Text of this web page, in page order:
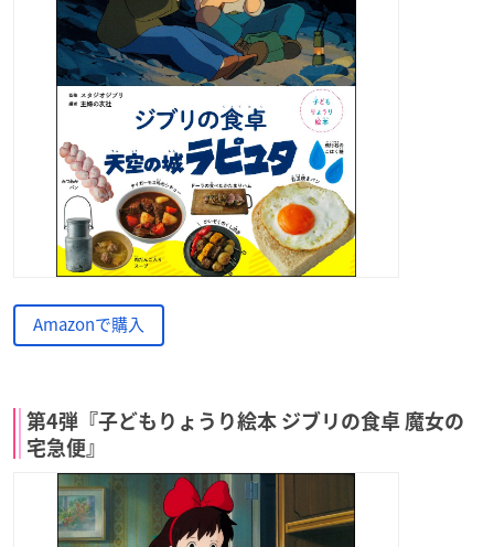
Amazonで購入
第4弾『子どもりょうり絵本 ジブリの食卓 魔女の
宅急便』